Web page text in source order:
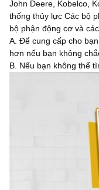
John Deere, Kobelco,
thống thủy lực Các bộ
bộ phận động cơ và
A. Để cung cấp cho
hơn nếu bạn không
B. Nếu bạn không thể